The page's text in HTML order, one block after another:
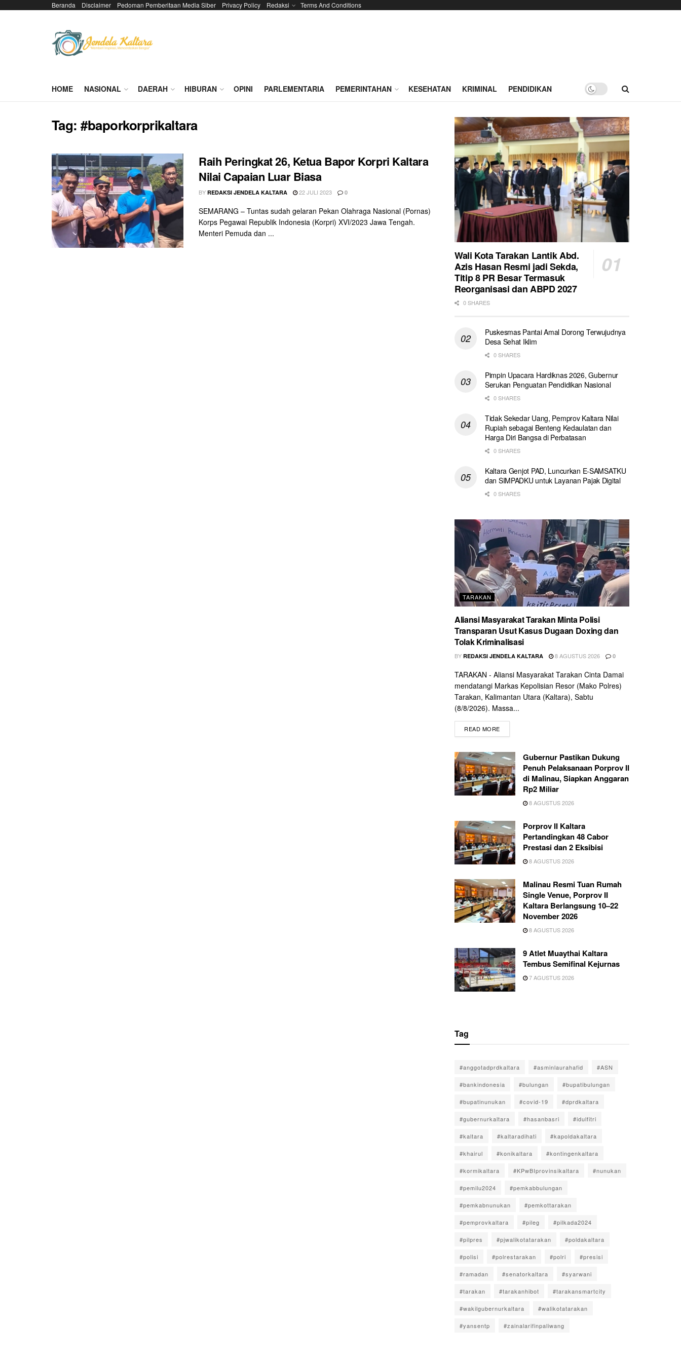
Beranda Disclaimer Pedoman Pemberitaan Media Siber Privacy Policy Redaksi Terms And Conditions
HOME NASIONAL DAERAH HIBURAN OPINI PARLEMENTARIA PEMERINTAHAN KESEHATAN KRIMINAL PENDIDIKAN
Tag:#baporkorprikaltara
Raih Peringkat 26, Ketua Bapor Korpri Kaltara
Nilai Capaian Luar Biasa
BY REDAKSI JENDELA KALTARA 22 JULI 2023 0
SEMARANG – Tuntas sudah gelaran Pekan Olahraga Nasional (Pornas)
Korps Pegawai Republik Indonesia (Korpri) XVI/2023 Jawa Tengah.
Menteri Pemuda dan ...
Wali Kota Tarakan Lantik Abd.
Azis Hasan Resmi jadi Sekda,
Titip 8 PR Besar Termasuk
Reorganisasi dan ABPD 2027
0 SHARES
Puskesmas Pantai Amal Dorong Terwujudnya
Desa Sehat Iklim
0 SHARES
Pimpin Upacara Hardiknas 2026, Gubernur
Serukan Penguatan Pendidikan Nasional
0 SHARES
Tidak Sekedar Uang, Pemprov Kaltara Nilai
Rupiah sebagai Benteng Kedaulatan dan
Harga Diri Bangsa di Perbatasan
0 SHARES
Kaltara Genjot PAD, Luncurkan E-SAMSATKU
dan SIMPADKU untuk Layanan Pajak Digital
0 SHARES
TARAKAN
Aliansi Masyarakat Tarakan Minta Polisi
Transparan Usut Kasus Dugaan Doxing dan
Tolak Kriminalisasi
BY REDAKSI JENDELA KALTARA 8 AGUSTUS 2026 0
TARAKAN - Aliansi Masyarakat Tarakan Cinta Damai
mendatangi Markas Kepolisian Resor (Mako Polres)
Tarakan, Kalimantan Utara (Kaltara), Sabtu
(8/8/2026). Massa...
READ MORE
Gubernur Pastikan Dukung
Penuh Pelaksanaan Porprov II
di Malinau, Siapkan Anggaran
Rp2 Miliar
8 AGUSTUS 2026
Porprov II Kaltara
Pertandingkan 48 Cabor
Prestasi dan 2 Eksibisi
8 AGUSTUS 2026
Malinau Resmi Tuan Rumah
Single Venue, Porprov II
Kaltara Berlangsung 10–22
November 2026
8 AGUSTUS 2026
9 Atlet Muaythai Kaltara
Tembus Semifinal Kejurnas
7 AGUSTUS 2026
Tag
#anggotadprdkaltara #asminlaurahafid #ASN
#bankindonesia #bulungan #bupatibulungan
#bupatinunukan #covid-19 #dprdkaltara
#gubernurkaltara #hasanbasri #idulfitri
#kaltara #kaltaradihati #kapoldakaltara
#khairul #konikaltara #kontingenkaltara
#kormikaltara #KPwBIprovinsikaltara #nunukan
#pemilu2024 #pemkabbulungan
#pemkabnunukan #pemkottarakan
#pemprovkaltara #pileg #pilkada2024
#pilpres #pjwalikotatarakan #poldakaltara
#polisi #polrestarakan #polri #presisi
#ramadan #senatorkaltara #syarwani
#tarakan #tarakanhibot #tarakansmartcity
#wakilgubernurkaltara #walikotatarakan
#yansentp #zainalarifinpaliwang